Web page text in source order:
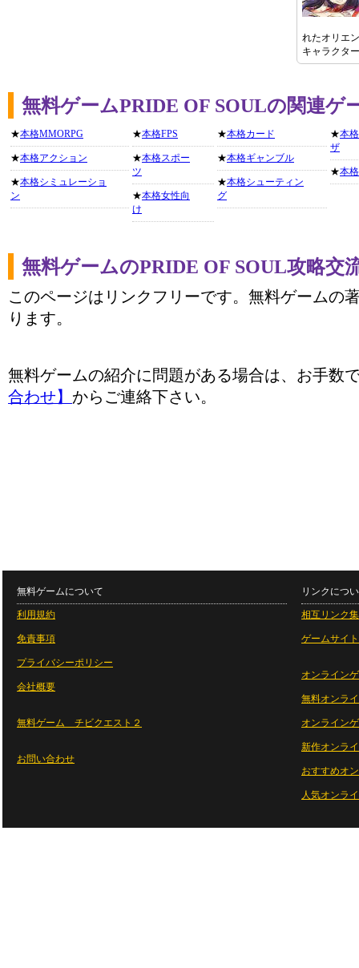
れたオリエ
キャラクタ
無料ゲームPRIDE OF SOULの関連ゲ
★本格MMORPG
★本格アクション
★本格シミュレーショ
ン
★本格FPS
★本格スポー
ツ
★本格女性向
け
★本格カード
★本格ギャンブル
★本格シューティン
グ
★本
ザ
★本
無料ゲームのPRIDE OF SOUL攻略交
このページはリンクフリーです。無料ゲームの
ります。
無料ゲームの紹介に問題がある場合は、お手数
合わせ】 からご連絡下さい。
無料ゲームについて
利用規約
免責事項
プライバシーポリシー
会社概要
無料ゲーム チビクエスト２
お問い合わせ
リンクにつ
相互リンク集
ゲームサイ
オンライン
無料オンラ
オンライン
新作オンラ
おすすめオ
人気オンラ